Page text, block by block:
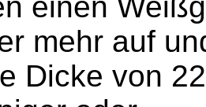
mehr auf
Dicke von